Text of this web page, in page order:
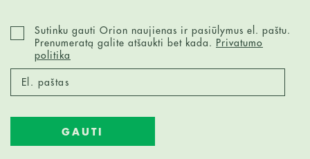
Sutinku gauti Orion naujienas ir pasiūlymus el. paštu.
Prenumeratą galite atšaukti bet kada.
Privatumo
politika
GAUTI